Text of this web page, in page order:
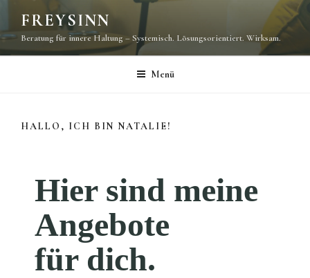
Inhalt
springen
FREYSINN
Beratung für innere Haltung – Systemisch. Lösungsorientiert. Wirksam.
Menü
HALLO, ICH BIN NATALIE!
Hier sind meine
Angebote
für dich.